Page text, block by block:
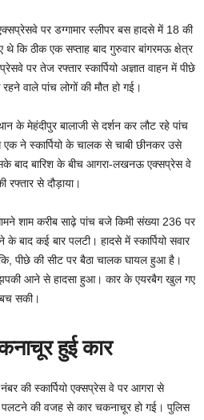
पर डग्गामार स्लीपर बस हादसे में 18 की
थे कि ठीक एक सप्ताह बाद गुरुवार बांगरमऊ क्षेत्र
पर तेज रफ्तार स्कार्पियो अज्ञात वाहन में पीछे
वाले पांच लोगों की मौत हो गई।
के मेहंदीपुर बालाजी से दर्शन कर लौट रहे पांच
ने स्कार्पियो के चालक से चाबी छीनकर उसे
बाद बारिश के बीच आगरा-लखनऊ एक्सप्रेस वे
रफ्तार से दौड़ाया।
शाम करीब साढ़े पांच बजे किमी संख्या 236 पर
बाद कई बार पलटी। हादसे में स्कार्पियो सवार
पीछे की सीट पर बैठा चालक घायल हुआ है।
आने से हादसा हुआ। कार के एयरबैग खुल गए
सकी।
हुई कार
की स्कार्पियो एक्सप्रेस वे पर आगरा से
की वजह से कार चकनाचूर हो गई। पुलिस